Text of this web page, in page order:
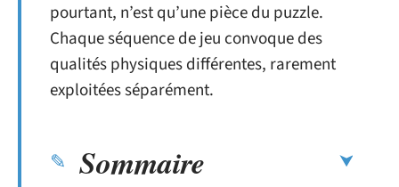
pourtant, n’est qu’une pièce du puzzle.
Chaque séquence de jeu convoque des
qualités physiques différentes, rarement
exploitées séparément.
Sommaire